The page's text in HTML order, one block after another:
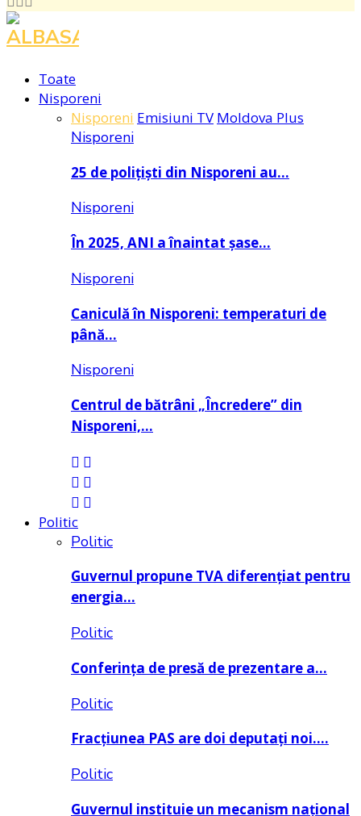
Toate
Nisporeni
Nisporeni Emisiuni TV Moldova Plus
Nisporeni
25 de polițiști din Nisporeni au…
Nisporeni
În 2025, ANI a înaintat șase…
Nisporeni
Caniculă în Nisporeni: temperaturi de
până…
Nisporeni
Centrul de bătrâni „Încredere” din
Nisporeni,…
Politic
Politic
Guvernul propune TVA diferențiat pentru
energia…
Politic
Conferința de presă de prezentare a…
Politic
Fracțiunea PAS are doi deputați noi….
Politic
Guvernul instituie un mecanism național